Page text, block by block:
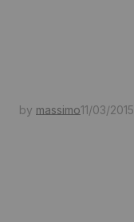
by massimo11/03/2015